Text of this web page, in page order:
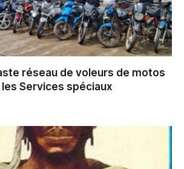
réseau de voleurs de motos
Services spéciaux